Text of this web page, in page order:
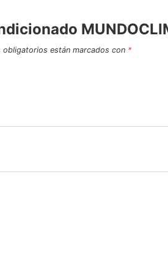
obligatorios están marcados con *